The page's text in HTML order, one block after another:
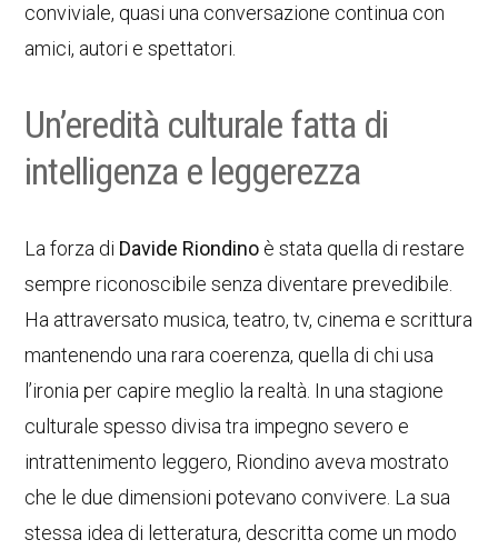
conviviale, quasi una conversazione continua con
amici, autori e spettatori.
Un’eredità culturale fatta di
intelligenza e leggerezza
La forza di Davide Riondino è stata quella di restare
sempre riconoscibile senza diventare prevedibile.
Ha attraversato musica, teatro, tv, cinema e scrittura
mantenendo una rara coerenza, quella di chi usa
l’ironia per capire meglio la realtà. In una stagione
culturale spesso divisa tra impegno severo e
intrattenimento leggero, Riondino aveva mostrato
che le due dimensioni potevano convivere. La sua
stessa idea di letteratura, descritta come un modo